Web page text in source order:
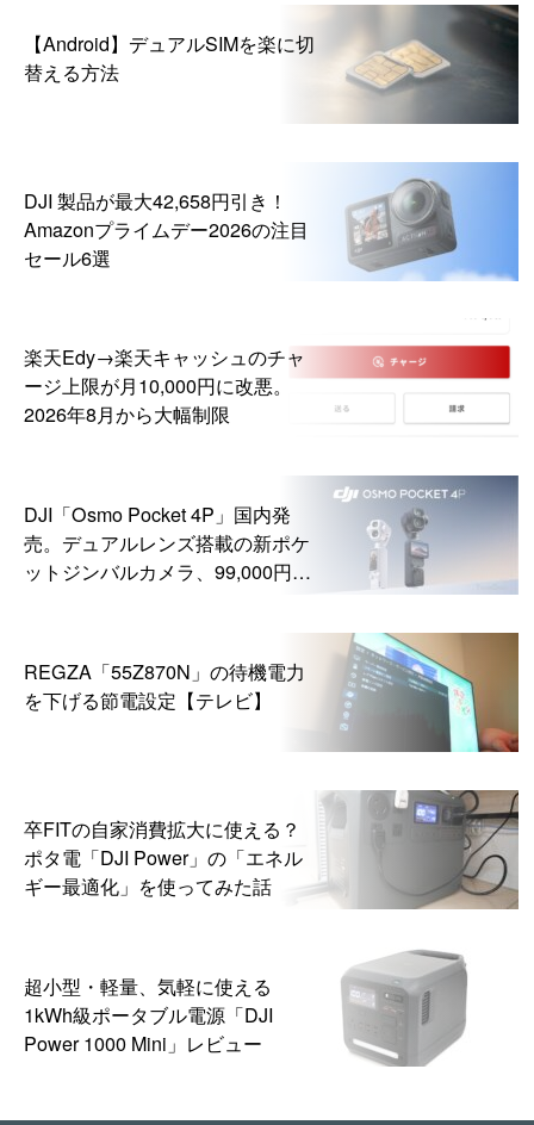
【Android】デュアルSIMを楽に切
替える方法
DJI 製品が最大42,658円引き！
Amazonプライムデー2026の注目
セール6選
楽天Edy→楽天キャッシュのチャ
ージ上限が月10,000円に改悪。
2026年8月から大幅制限
DJI「Osmo Pocket 4P」国内発
売。デュアルレンズ搭載の新ポケ
ットジンバルカメラ、99,000円か
REGZA「55Z870N」の待機電力
を下げる節電設定【テレビ】
卒FITの自家消費拡大に使える？
ポタ電「DJI Power」の「エネル
ギー最適化」を使ってみた話
超小型・軽量、気軽に使える
1kWh級ポータブル電源「DJI
Power 1000 Mini」レビュー